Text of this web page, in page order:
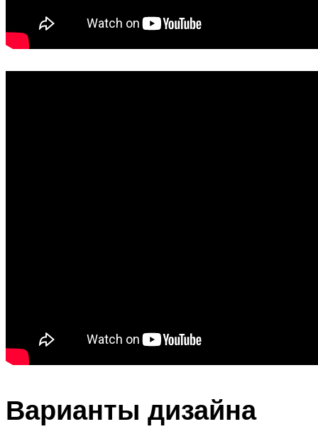
Варианты дизайна